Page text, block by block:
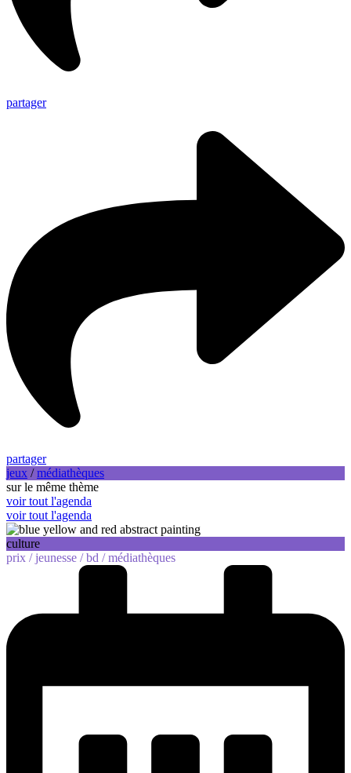
partager
partager
jeux /médiathèques
sur le même thème
voir tout l'agenda
voir tout l'agenda
culture
prix /jeunesse /bd /médiathèques